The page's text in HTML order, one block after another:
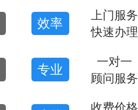
效率
上门服务
快速办理
专业
一对一
顾问服务